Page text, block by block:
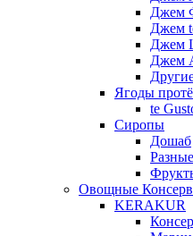
Джем
Джем
Джем
Джем
Ягоды
te
Сиропы
Дошаб
Овощные
KERAKUR